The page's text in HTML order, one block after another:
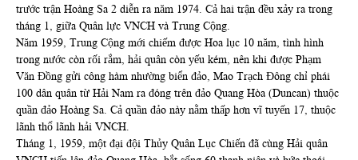
trước trận Hoàng Sa 2 diễn ra năm 1974. Cả hai trận đều xảy ra trong
tháng 1, giữa Quân lực VNCH và Trung Cộng.
Năm 1959, Trung Cộng mới chiếm được Hoa lục 10 năm, tình hình
trong nước còn rối rắm, hải quân còn yếu kém, nên khi được Phạm
Văn Đồng gửi công hàm nhường biển đảo, Mao Trạch Đông chỉ phái
100 dân quân từ Hải Nam ra đóng trên đảo Quang Hòa (Duncan) thuộc
quần đảo Hoàng Sa. Cả quần đảo này nằm thấp hơn vĩ tuyến 17, thuộc
lãnh thổ lãnh hải VNCH.
Tháng 1, 1959, một đại đội Thủy Quân Lục Chiến đã cùng Hải quân